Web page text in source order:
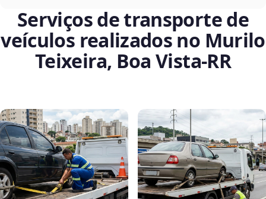
Serviços de transporte de
veículos realizados no Murilo
Teixeira, Boa Vista‑RR